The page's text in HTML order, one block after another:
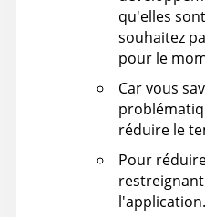
qu'elles
souhaitez
pour le
Car vous
réduire le
Pour
l'application.